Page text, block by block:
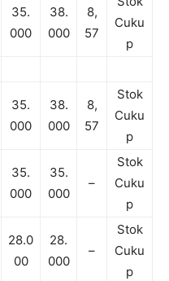
35.
000
38.
000
8,
57
Cuku
p
35.
000
38.
000
8,
57
Stok
Cuku
p
35.
000
35.
000
–
Stok
Cuku
p
28.0
00
28.
000
–
Stok
Cuku
p